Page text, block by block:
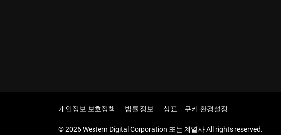
개인정보 보호정책 법률 정보 상표 쿠키 환경설정
© 2026 Western Digital Corporation 또는 계열사 All rights reserved.